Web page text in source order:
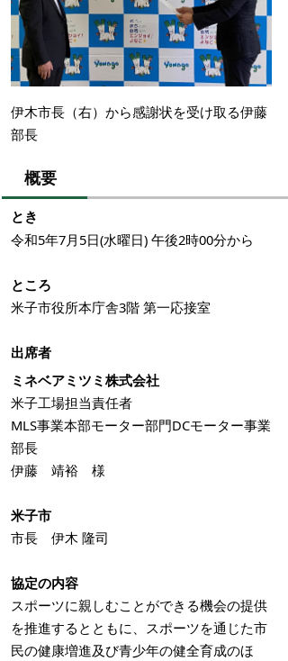
伊木市長（右）から感謝状を受け取る伊藤
部長
概要
とき
令和5年7月5日(水曜日) 午後2時00分から
ところ
米子市役所本庁舎3階 第一応接室
出席者
ミネベアミツミ株式会社
米子工場担当責任者
MLS事業本部モーター部門DCモーター事業
部長
伊藤 靖裕 様
米子市
市長 伊木 隆司
協定の内容
スポーツに親しむことができる機会の提供
を推進するとともに、スポーツを通じた市
民の健康増進及び青少年の健全育成のほ